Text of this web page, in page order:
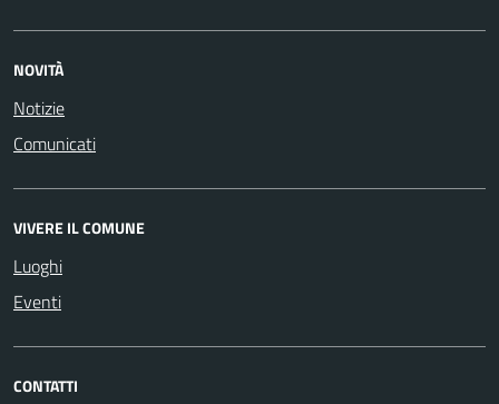
NOVITÀ
Notizie
Comunicati
VIVERE IL COMUNE
Luoghi
Eventi
CONTATTI